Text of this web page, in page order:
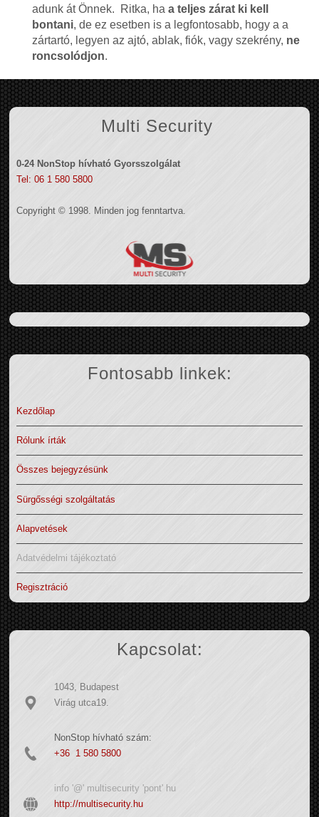
adunk át Önnek. Ritka, ha a teljes zárat ki kell
bontani, de ez esetben is a legfontosabb, hogy a a
zártartó, legyen az ajtó, ablak, fiók, vagy szekrény, ne
roncsolódjon.
Multi Security
0-24 NonStop hívható Gyorsszolgálat
Tel: 06 1 580 5800
Copyright © 1998. Minden jog fenntartva.
Fontosabb linkek:
Kezdőlap
Rólunk írták
Összes bejegyzésünk
Sürgősségi szolgáltatás
Alapvetések
Adatvédelmi tájékoztató
Regisztráció
Kapcsolat:
1043, Budapest
Virág utca19.
NonStop hívható szám:
+36 1 580 5800
info '@' multisecurity 'pont' hu
http://multisecurity.hu